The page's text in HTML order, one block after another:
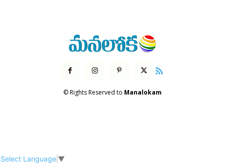
© Rights Reserved to Manalokam
Select Language ▼